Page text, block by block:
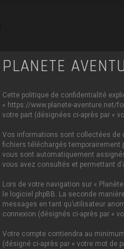
PLANÈTE
Cette politique de confidentialité
« https://www.planete-aventure.net/
votre part (désignées ci-après par «
Vos informations sont collectées de
fichiers téléchargés temporairement
vous sont automatiquement
vous avez consultés et permettant
Lors de votre navigation sur «
le logiciel phpBB. La seconde
messages en tant qu’utilisateur
connexion (désignés ci-après par «
Votre compte contiendra au
(désigné ci-après par « votre mot de